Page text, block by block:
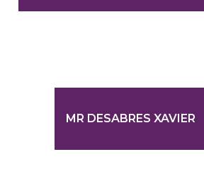
MR DESABRES XAVIER